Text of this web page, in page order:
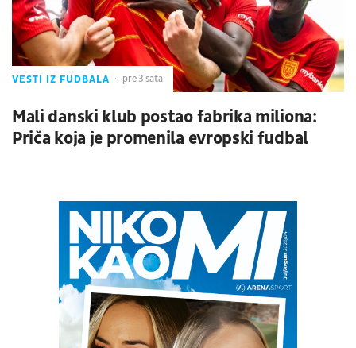
VESTI IZ FUDBALA pre 3 sata
Mali danski klub postao fabrika miliona:
Priča koja je promenila evropski fudbal